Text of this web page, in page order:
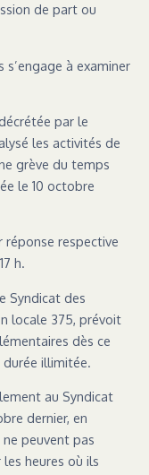
de part ou
s’engage à examiner
par le
les activités de
grève du temps
le 10 octobre
réponse respective
h.
Syndicat des
locale 375, prévoit
dès ce
durée illimitée.
au Syndicat
dernier, en
peuvent pas
heures où ils